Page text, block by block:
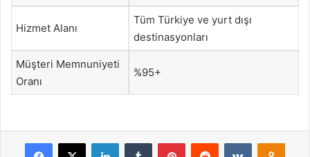
Hizmet Alanı
Tüm Türkiye ve yurt dışı
destinasyonları
Müşteri Memnuniyeti
Oranı
%95+
Facebook
X LinkedInTumblr PinterestReddit VKontakte